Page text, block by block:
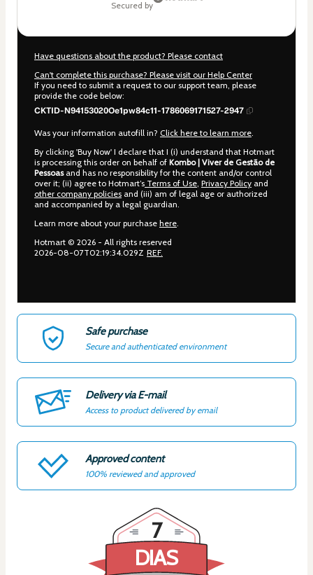
secured by
Have questions about the product? Please contact
Can't complete this purchase? Please visit our Help Center
If you need to submit a request to our support team, please
provide the code below:
CKTID-N94153020Oe1pw84c11-1786069171527-2947
Was your information autofill in? Click here to learn more
By clicking 'Buy Now' I declare that I (i) understand that Hotmart
is processing this order on behalf of Kombo | Viver de Gestão de
Pessoasand has no responsibility for the content and/or control
over it; (ii) agree to Hotmart’s Terms of Use Privacy Policy and
other company policies and (iii) am of legal age or authorized
and accompanied by a legal guardian.
Learn more about your purchase here
Hotmart © 2026 - All rights reserved
2026-08-07T02:19:34.029Z REF.
Safe purchase
Secure and authenticated environment
Delivery via E-mail
Access to product delivered by email
Approved content
100% reviewed and approved
DIAS
7